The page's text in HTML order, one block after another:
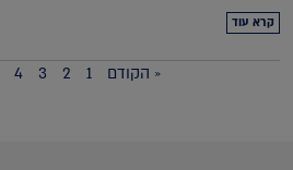
קרא עוד
« הקודם 1
2
3
4